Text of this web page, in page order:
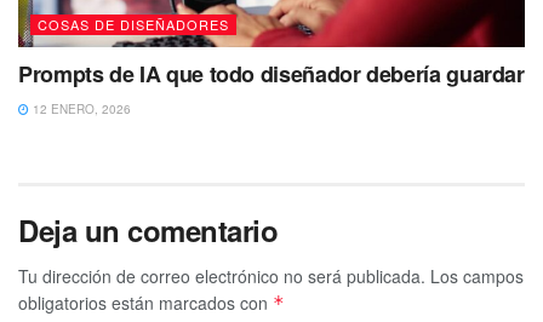
COSAS DE DISEÑADORES
Prompts de IA que todo diseñador debería guardar
12 ENERO, 2026
Deja un comentario
Tu dirección de correo electrónico no será publicada. Los campos
obligatorios están marcados con *